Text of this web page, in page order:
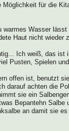
für die
Wasser
Haut nicht wieder
Ich weiß, das ist
Pusten, Spielen
offen ist, benutzt
darauf achten die
sie ein
Bepantehn
an damit sie